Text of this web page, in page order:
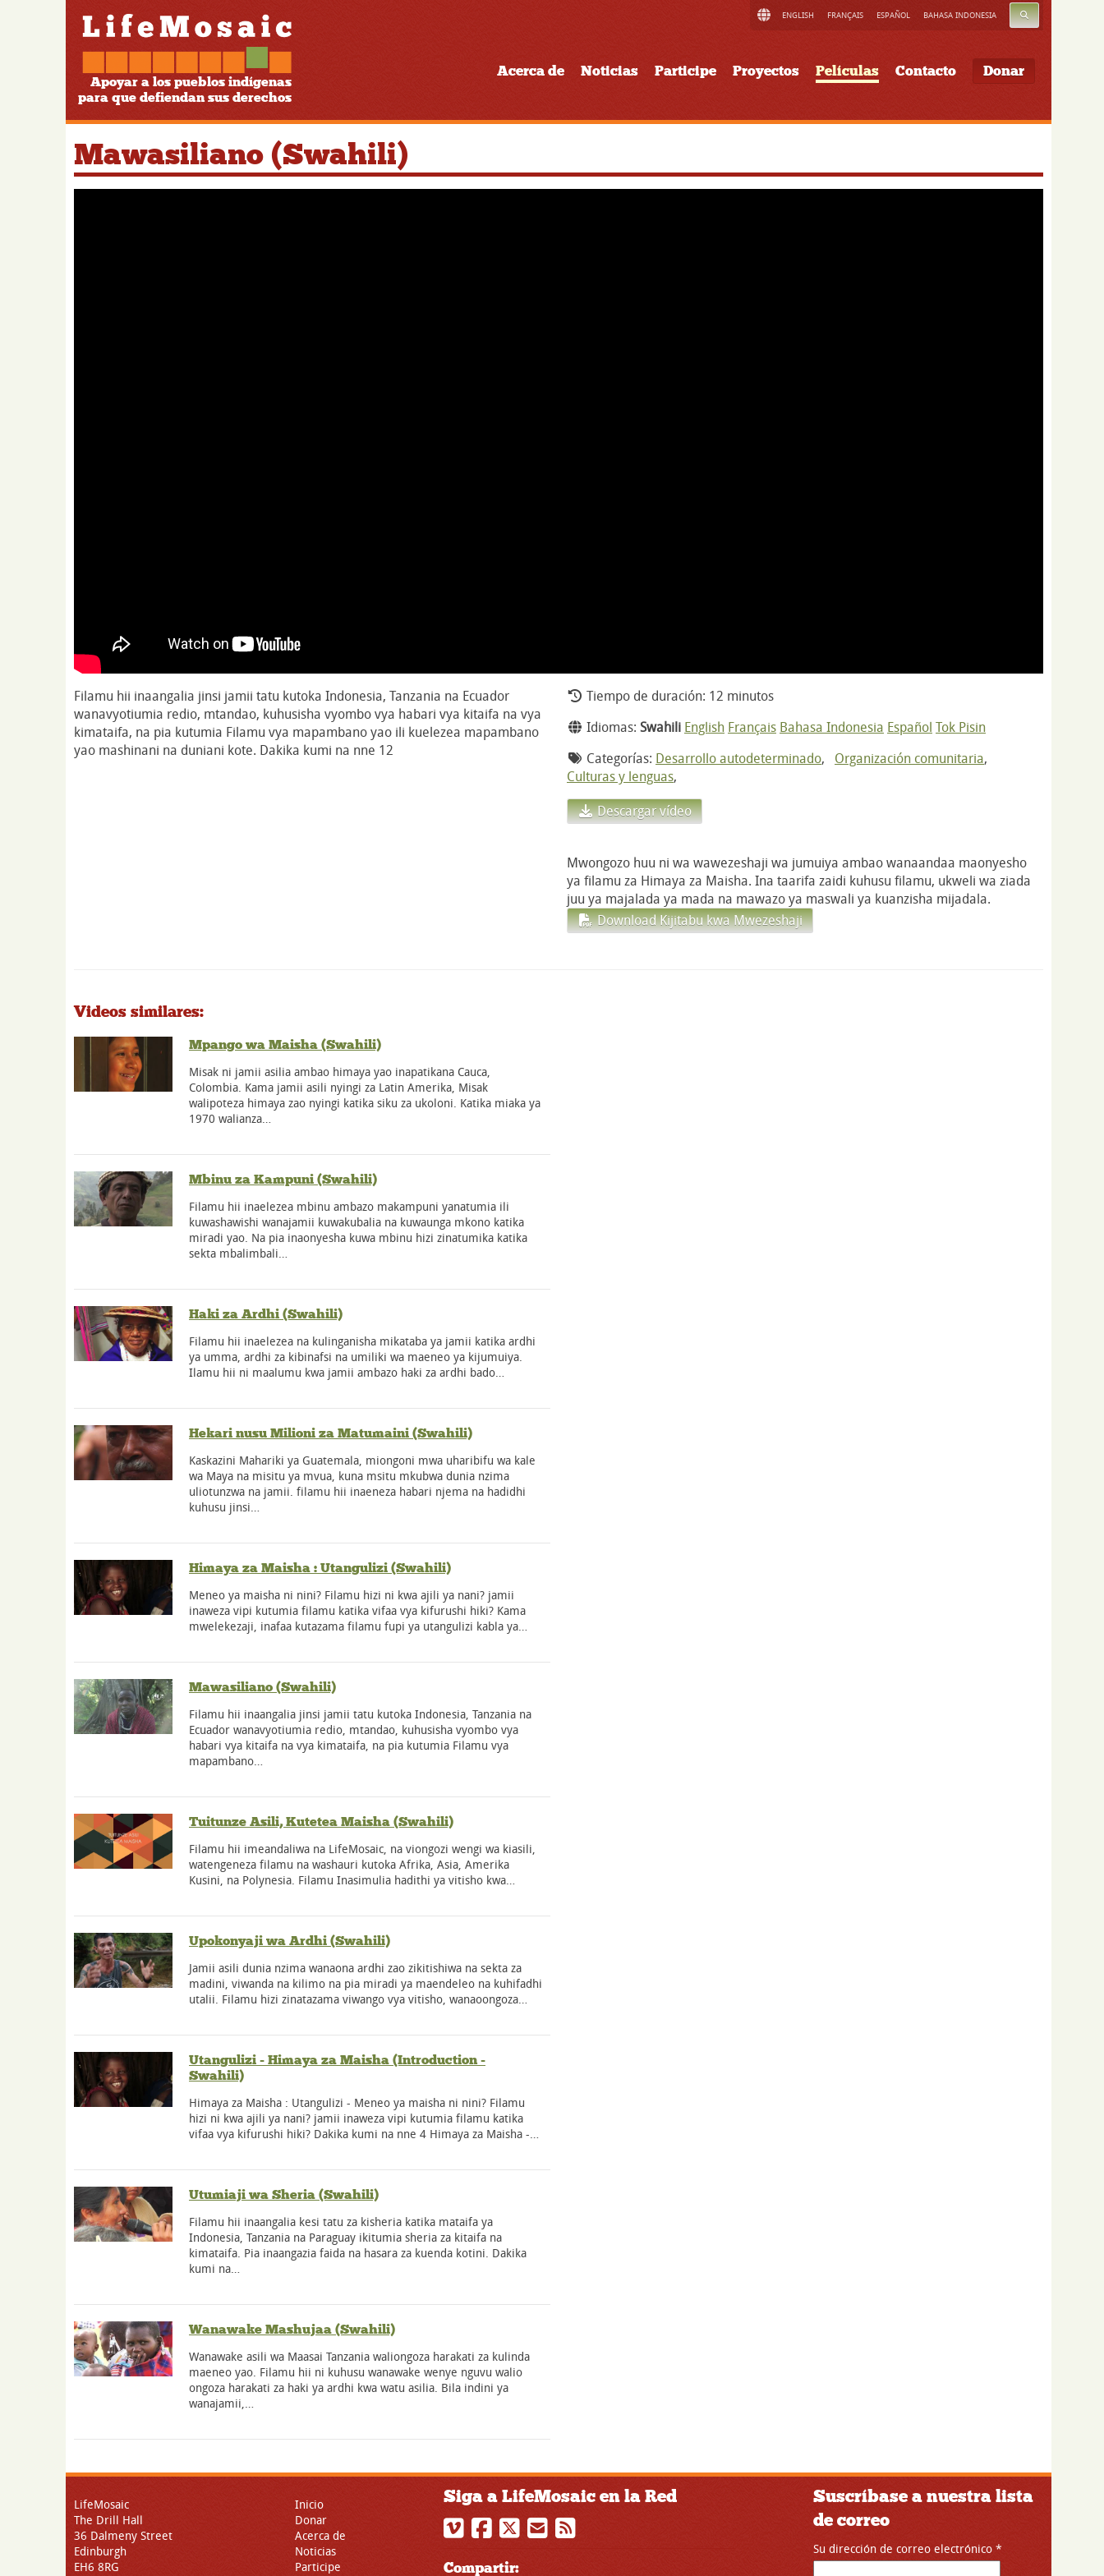
Apoyar a los pueblos indígenas
para que defiendan sus derechos
ENGLISH FRANÇAIS ESPAÑOL BAHASA INDONESIA BUSCAR
Acerca de Noticias Participe Proyectos Películas Contacto Donar
Mawasiliano (Swahili)
Filamu hii inaangalia jinsi jamii tatu kutoka Indonesia, Tanzania na Ecuador
wanavyotiumia redio, mtandao, kuhusisha vyombo vya habari vya kitaifa na vya
kimataifa, na pia kutumia Filamu vya mapambano yao ili kuelezea mapambano
yao mashinani na duniani kote. Dakika kumi na nne 12
Tiempo de duración: 12 minutos
Idiomas: Swahili English Français Bahasa Indonesia Español Tok Pisin
Categorías: Desarrollo autodeterminado, Organización comunitaria,
Culturas y lenguas,
Descargar vídeo
Mwongozo huu ni wa wawezeshaji wa jumuiya ambao wanaandaa maonyesho
ya filamu za Himaya za Maisha. Ina taarifa zaidi kuhusu filamu, ukweli wa ziada
juu ya majalada ya mada na mawazo ya maswali ya kuanzisha mijadala.
Download Kijitabu kwa Mwezeshaji
Videos similares:
Mpango wa Maisha (Swahili)
Misak ni jamii asilia ambao himaya yao inapatikana Cauca,
Colombia. Kama jamii asili nyingi za Latin Amerika, Misak
walipoteza himaya zao nyingi katika siku za ukoloni. Katika miaka ya
1970 walianza…
Mbinu za Kampuni (Swahili)
Filamu hii inaelezea mbinu ambazo makampuni yanatumia ili
kuwashawishi wanajamii kuwakubalia na kuwaunga mkono katika
miradi yao. Na pia inaonyesha kuwa mbinu hizi zinatumika katika
sekta mbalimbali…
Haki za Ardhi (Swahili)
Filamu hii inaelezea na kulinganisha mikataba ya jamii katika ardhi
ya umma, ardhi za kibinafsi na umiliki wa maeneo ya kijumuiya.
Ilamu hii ni maalumu kwa jamii ambazo haki za ardhi bado…
Hekari nusu Milioni za Matumaini (Swahili)
Kaskazini Mahariki ya Guatemala, miongoni mwa uharibifu wa kale
wa Maya na misitu ya mvua, kuna msitu mkubwa dunia nzima
uliotunzwa na jamii. filamu hii inaeneza habari njema na hadidhi
kuhusu jinsi…
Himaya za Maisha : Utangulizi (Swahili)
Meneo ya maisha ni nini? Filamu hizi ni kwa ajili ya nani? jamii
inaweza vipi kutumia filamu katika vifaa vya kifurushi hiki? Kama
mwelekezaji, inafaa kutazama filamu fupi ya utangulizi kabla ya…
Mawasiliano (Swahili)
Filamu hii inaangalia jinsi jamii tatu kutoka Indonesia, Tanzania na
Ecuador wanavyotiumia redio, mtandao, kuhusisha vyombo vya
habari vya kitaifa na vya kimataifa, na pia kutumia Filamu vya
mapambano…
Tuitunze Asili, Kutetea Maisha (Swahili)
Filamu hii imeandaliwa na LifeMosaic, na viongozi wengi wa kiasili,
watengeneza filamu na washauri kutoka Afrika, Asia, Amerika
Kusini, na Polynesia. Filamu Inasimulia hadithi ya vitisho kwa…
Upokonyaji wa Ardhi (Swahili)
Jamii asili dunia nzima wanaona ardhi zao zikitishiwa na sekta za
madini, viwanda na kilimo na pia miradi ya maendeleo na kuhifadhi
utalii. Filamu hizi zinatazama viwango vya vitisho, wanaoongoza…
Utangulizi - Himaya za Maisha (Introduction -
Swahili)
Himaya za Maisha : Utangulizi - Meneo ya maisha ni nini? Filamu
hizi ni kwa ajili ya nani? jamii inaweza vipi kutumia filamu katika
vifaa vya kifurushi hiki? Dakika kumi na nne 4 Himaya za Maisha -…
Utumiaji wa Sheria (Swahili)
Filamu hii inaangalia kesi tatu za kisheria katika mataifa ya
Indonesia, Tanzania na Paraguay ikitumia sheria za kitaifa na
kimataifa. Pia inaangazia faida na hasara za kuenda kotini. Dakika
kumi na…
Wanawake Mashujaa (Swahili)
Wanawake asili wa Maasai Tanzania waliongoza harakati za kulinda
maeneo yao. Filamu hii ni kuhusu wanawake wenye nguvu walio
ongoza harakati za haki ya ardhi kwa watu asilia. Bila indini ya
wanajamii,…
LifeMosaic
The Drill Hall
36 Dalmeny Street
Edinburgh
EH6 8RG
Inicio
Donar
Acerca de
Noticias
Participe
Siga a LifeMosaic en la Red
Compartir:
Suscríbase a nuestra lista
de correo
Su dirección de correo electrónico *